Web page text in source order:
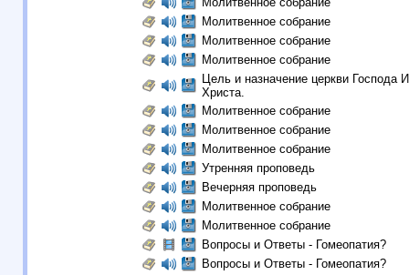
Молитвенное собрание
Молитвенное собрание
Молитвенное собрание
Цель и назначение церкви Господа
Христа.
Молитвенное собрание
Молитвенное собрание
Молитвенное собрание
Утренняя проповедь
Вечерняя проповедь
Молитвенное собрание
Молитвенное собрание
Вопросы и Ответы - Гомеопатия?
Вопросы и Ответы - Гомеопатия?